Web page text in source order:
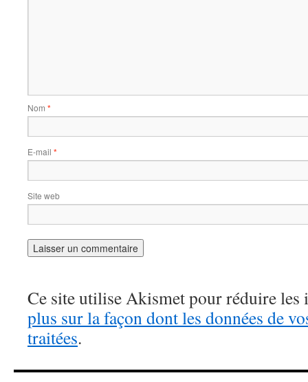
Nom *
E-mail *
Site web
Ce site utilise Akismet pour réduire les
plus sur la façon dont les données de
traitées.